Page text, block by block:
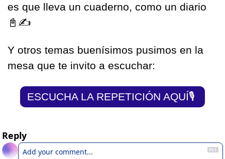
📓 ✍
Y otros temas buenísimos pusimos en la
mesa que te invito a escuchar:
ESCUCHA LA REPETICIÓN AQUÍ🎙
Reply